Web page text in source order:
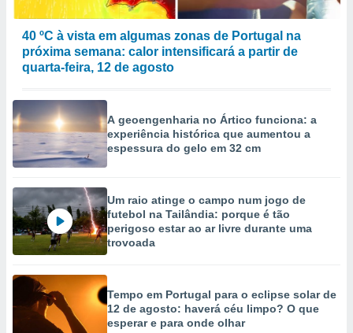
40 ºC à vista em algumas zonas de Portugal na
próxima semana: calor intensificará a partir de
quarta-feira, 12 de agosto
A geoengenharia no Ártico funciona: a
experiência histórica que aumentou a
espessura do gelo em 32 cm
Um raio atinge o campo num jogo de
futebol na Tailândia: porque é tão
perigoso estar ao ar livre durante uma
trovoada
Tempo em Portugal para o eclipse solar de
12 de agosto: haverá céu limpo? O que
esperar e para onde olhar